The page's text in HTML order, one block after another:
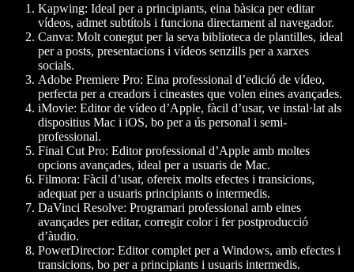
Kapwing: Ideal per a principiants, eina bàsica per editar
vídeos, admet subtítols i funciona directament al navegador.
Canva: Molt conegut per la seva biblioteca de plantilles, ideal
per a posts, presentacions i vídeos senzills per a xarxes
socials.
Adobe Premiere Pro: Eina professional d’edició de vídeo,
perfecta per a creadors i cineastes que volen eines avançades.
iMovie: Editor de vídeo d’Apple, fàcil d’usar, ve instal·lat als
dispositius Mac i iOS, bo per a ús personal i semi-
professional.
Final Cut Pro: Editor professional d’Apple amb moltes
opcions avançades, ideal per a usuaris de Mac.
Filmora: Fàcil d’usar, ofereix molts efectes i transicions,
adequat per a usuaris principiants o intermedis.
DaVinci Resolve: Programari professional amb eines
avançades per editar, corregir color i fer postproducció
d’àudio.
PowerDirector: Editor complet per a Windows, amb efectes i
transicions, bo per a principiants i usuaris intermedis.